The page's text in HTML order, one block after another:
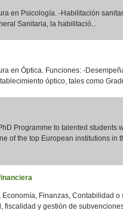
en Psicología. -Habilitación
Sanitaria, la habilitació...
en Óptica. Funciones: -
óptico, tales como
Programme to talented students
of the top European institutions in
Finanzas, Contabilidad o
fiscalidad y gestión de